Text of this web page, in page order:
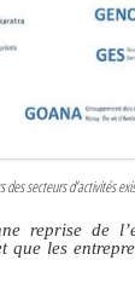
des secteurs d’activités
reprise de
que les